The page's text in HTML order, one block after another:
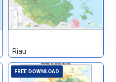
Riau
FREE DOWNLOAD